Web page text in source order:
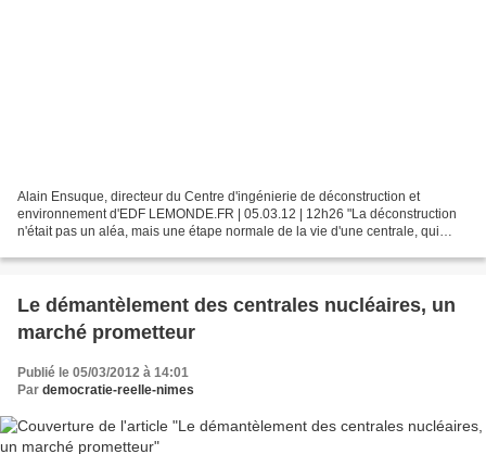
Alain Ensuque, directeur du Centre d'ingénierie de déconstruction et
environnement d'EDF LEMONDE.FR | 05.03.12 | 12h26 "La déconstruction
n'était pas un aléa, mais une étape normale de la vie d'une centrale, qui
Le démantèlement des centrales nucléaires, un
marché prometteur
Publié le 05/03/2012 à 14:01
Par democratie-reelle-nimes